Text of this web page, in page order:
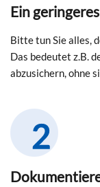
Ein
Bitte tun Sie alles,
Das bedeutet z.B.
abzusichern, ohne